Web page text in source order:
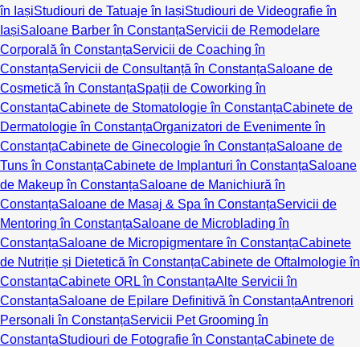
în IașiStudiouri de Tatuaje în IașiStudiouri de Videografie în
IașiSaloane Barber în ConstanțaServicii de Remodelare
Corporală în ConstanțaServicii de Coaching în
ConstanțaServicii de Consultanță în ConstanțaSaloane de
Cosmetică în ConstanțaSpații de Coworking în
ConstanțaCabinete de Stomatologie în ConstanțaCabinete de
Dermatologie în ConstanțaOrganizatori de Evenimente în
ConstanțaCabinete de Ginecologie în ConstanțaSaloane de
Tuns în ConstanțaCabinete de Implanturi în ConstanțaSaloane
de Makeup în ConstanțaSaloane de Manichiură în
ConstanțaSaloane de Masaj & Spa în ConstanțaServicii de
Mentoring în ConstanțaSaloane de Microblading în
ConstanțaSaloane de Micropigmentare în ConstanțaCabinete
de Nutriție și Dietetică în ConstanțaCabinete de Oftalmologie în
ConstanțaCabinete ORL în ConstanțaAlte Servicii în
ConstanțaSaloane de Epilare Definitivă în ConstanțaAntrenori
Personali în ConstanțaServicii Pet Grooming în
ConstanțaStudiouri de Fotografie în ConstanțaCabinete de